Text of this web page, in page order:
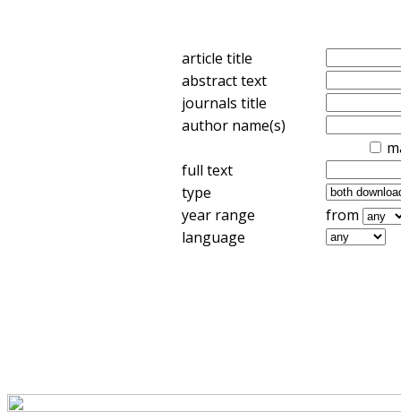
article title
abstract text
journals title
author name(s)
full text
type
year range
from
language